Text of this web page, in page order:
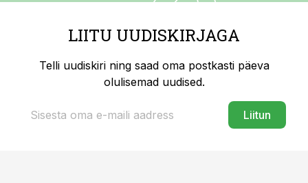
LIITU UUDISKIRJAGA
Telli uudiskiri ning saad oma postkasti päeva
olulisemad uudised.
Liitun